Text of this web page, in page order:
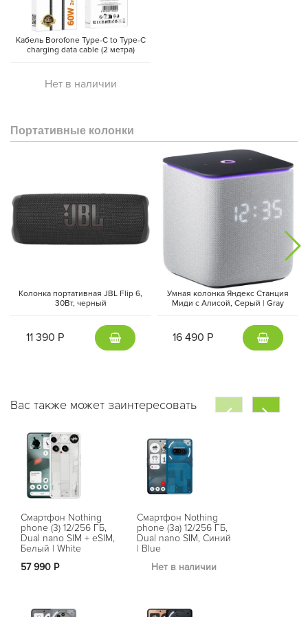
Звук также не остается в стороне: симметричная структура
динамиков с расположением на обеих сторонах корпуса
Кабель Borofone Type-C to Type-C
charging data cable (2 метра)
Нет в наличии
Портативные колонки
Колонка портативная JBL Flip 6,
30Вт, черный
11 390 Р
Умная колонка Яндекс Станция
Миди с Алисой, Cерый | Gray
16 490 Р
Вас также может заинтересовать
Смартфон Nothing
phone (3) 12/256 ГБ,
Dual nano SIM + eSIM,
Белый | White
57 990 Р
Смартфон Nothing
phone (3a) 12/256 ГБ,
Dual nano SIM, Синий
| Blue
Нет в наличии